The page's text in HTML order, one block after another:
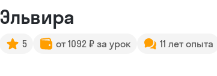
Эльвира
5 от 1092 ₽ за урок 11 лет опыта